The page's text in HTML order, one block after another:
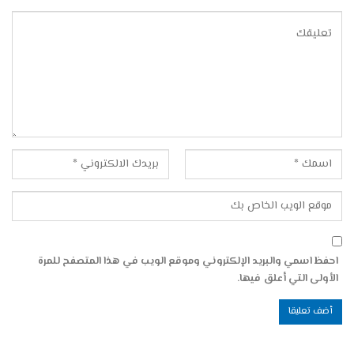
احفظ اسمي والبريد الإلكتروني وموقع الويب في هذا المتصفح للمرة
الأولى التي أعلق فيها.